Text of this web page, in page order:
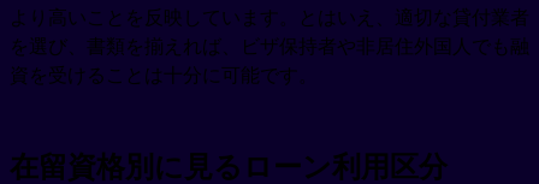
より高いことを反映しています。とはいえ、適切な貸付業者
を選び、書類を揃えれば、ビザ保持者や非居住外国人でも融
資を受けることは十分に可能です。
在留資格別に見るローン利用区分